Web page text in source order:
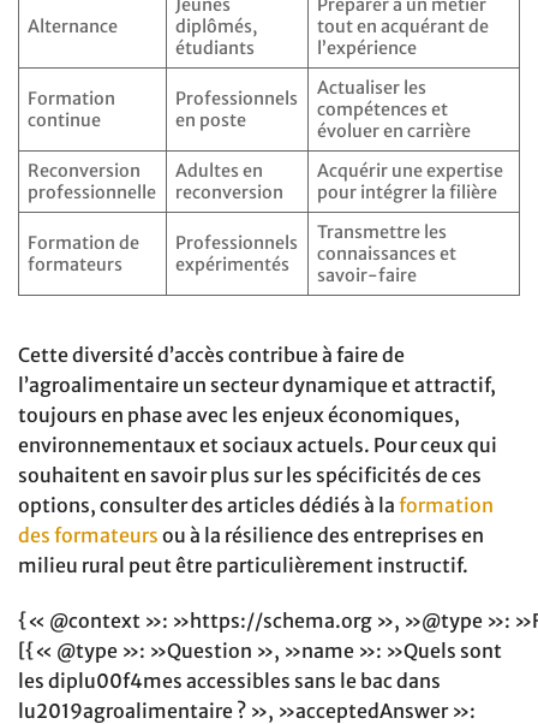
Alternance
Jeunes
diplômés,
étudiants
Préparer à un métier
tout en acquérant de
l’expérience
Formation
continue
Professionnels
en poste
Actualiser les
compétences et
évoluer en carrière
Reconversion
professionnelle
Adultes en
reconversion
Acquérir une expertise
pour intégrer la filière
Formation de
formateurs
Professionnels
expérimentés
Transmettre les
connaissances et
savoir-faire
Cette diversité d’accès contribue à faire de
l’agroalimentaire un secteur dynamique et attractif,
toujours en phase avec les enjeux économiques,
environnementaux et sociaux actuels. Pour ceux qui
souhaitent en savoir plus sur les spécificités de ces
options, consulter des articles dédiés à la formation
des formateurs ou à la résilience des entreprises en
milieu rural peut être particulièrement instructif.
{« @context »: »https://schema.org », »@type »:
[{« @type »: »Question », »name »: »Quels sont
les diplu00f4mes accessibles sans le bac dans
lu2019agroalimentaire ? », »acceptedAnswer »: